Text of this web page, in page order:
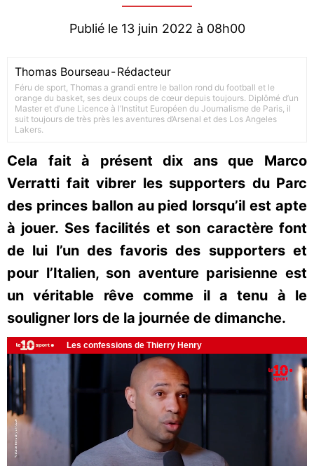
Publié le 13 juin 2022 à 08h00
Thomas Bourseau -Rédacteur
Féru de sport, Thomas a grandi entre le ballon rond du football et le
orange du basket, ses deux coups de cœur depuis toujours. Diplômé d’un
Master et d’une Licence à l’Institut Européen du Journalisme de Paris, il
suit toujours de très près les aventures d’Arsenal et des Los Angeles
Lakers.
Cela fait à présent dix ans que Marco
Verratti fait vibrer les supporters du Parc
des princes ballon au pied lorsqu’il est apte
à jouer. Ses facilités et son caractère font
de lui l’un des favoris des supporters et
pour l’Italien, son aventure parisienne est
un véritable rêve comme il a tenu à le
souligner lors de la journée de dimanche.